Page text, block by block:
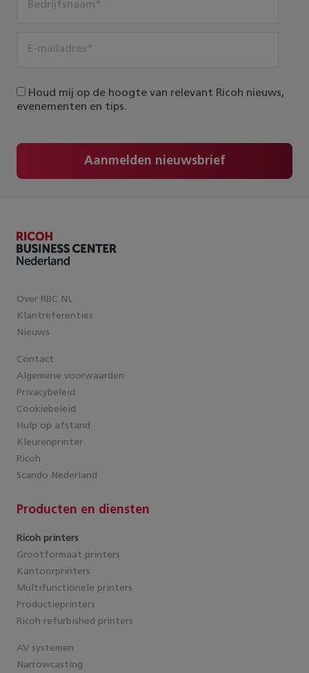
Houd mij op de hoogte van relevant Ricoh nieuws,
evenementen en tips.
Aanmelden nieuwsbrief
Over RBC NL
Klantreferenties
Nieuws
Contact
Algemene voorwaarden
Privacybeleid
Cookiebeleid
Hulp op afstand
Kleurenprinter
Ricoh
Scando Nederland
Producten en diensten
Ricoh printers
Grootformaat printers
Kantoorprinters
Multifunctionele printers
Productieprinters
Ricoh refurbished printers
AV systemen
Narrowcasting